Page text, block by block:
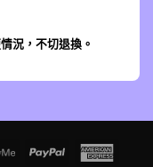
況，不切退換。